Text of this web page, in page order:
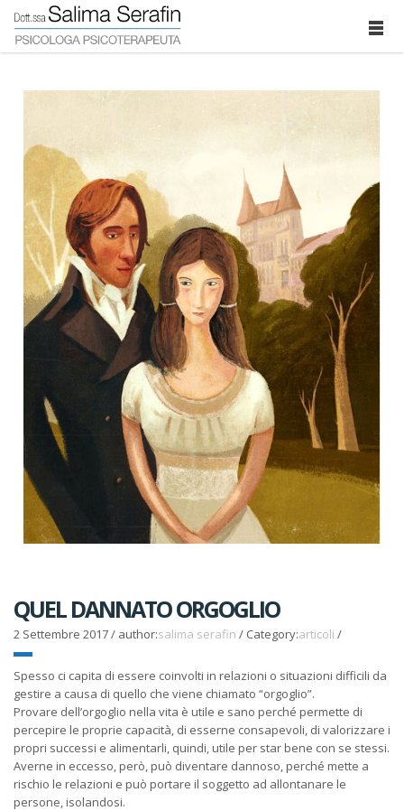
QUEL DANNATO ORGOGLIO
2 Settembre 2017/ author:salima serafin / Category:articoli /
Spesso ci capita di essere coinvolti in relazioni o situazioni difficili da
gestire a causa di quello che viene chiamato “orgoglio”.
Provare dell’orgoglio nella vita è utile e sano perché permette di
percepire le proprie capacità, di esserne consapevoli, di valorizzare i
propri successi e alimentarli, quindi, utile per star bene con se stessi.
Averne in eccesso, però, può diventare dannoso, perché mette a
rischio le relazioni e può portare il soggetto ad allontanare le
persone, isolandosi.